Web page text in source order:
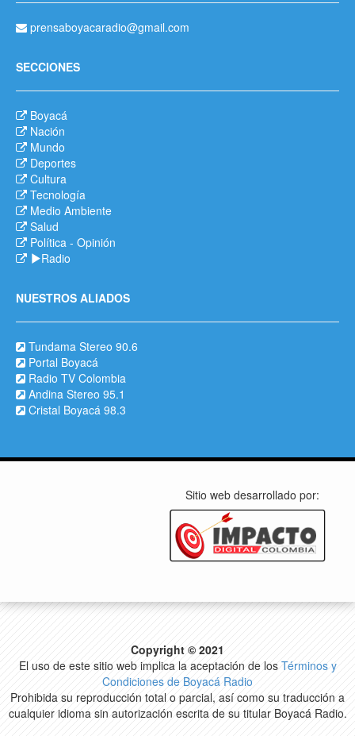
prensaboyacaradio@gmail.com
SECCIONES
Boyacá
Nación
Mundo
Deportes
Cultura
Tecnología
Medio Ambiente
Salud
Política - Opinión
Radio
NUESTROS ALIADOS
Tundama Stereo 90.6
Portal Boyacá
Radio TV Colombia
Andina Stereo 95.1
Cristal Boyacá 98.3
Sitio web desarrollado por:
Copyright © 2021
El uso de este sitio web implica la aceptación de los Términos y
Condiciones de Boyacá Radio
Prohibida su reproducción total o parcial, así como su traducción a
cualquier idioma sin autorización escrita de su titular Boyacá Radio.